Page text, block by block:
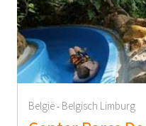
België- Belgisch Limburg